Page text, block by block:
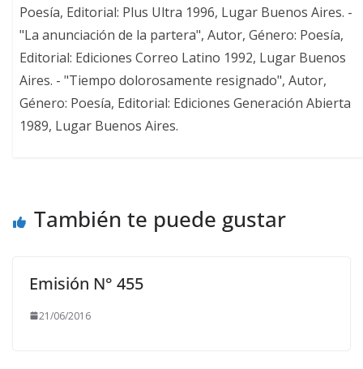
Poesía, Editorial: Plus Ultra 1996, Lugar Buenos Aires. -
"La anunciación de la partera", Autor, Género: Poesía,
Editorial: Ediciones Correo Latino 1992, Lugar Buenos
Aires. - "Tiempo dolorosamente resignado", Autor,
Género: Poesía, Editorial: Ediciones Generación Abierta
1989, Lugar Buenos Aires.
También te puede gustar
Emisión N° 455
21/06/2016